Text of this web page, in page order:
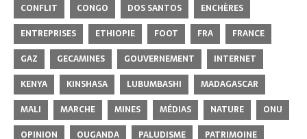
CONFLIT
CONGO DOS SANTOS
ENCHÈRES
ENTREPRISES
ETHIOPIE FOOT FRA
FRANCE
GAZ
GECAMINES GOUVERNEMENT
INTERNET
KENYA
KINSHASA LUBUMBASHI
MADAGASCAR
MALI
MARCHE MINES MÉDIAS NATURE
ONU
OPINION
OUGANDA PALUDISME PATRIMOINE